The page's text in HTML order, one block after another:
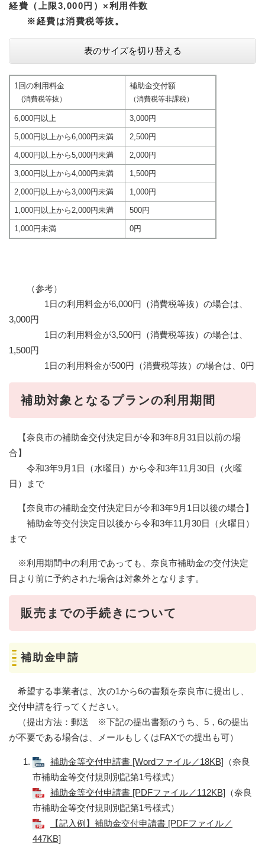
経費（上限3,000円）×利用件数
※経費は消費税等抜。
表のサイズを切り替える
1回の利用料金
(消費税等抜）
補助金交付額
（消費税等非課税）
6,000円以上 3,000円
5,000円以上から6,000円未満 2,500円
4,000円以上から5,000円未満 2,000円
3,000円以上から4,000円未満 1,500円
2,000円以上から3,000円未満 1,000円
1,000円以上から2,000円未満 500円
1,000円未満 0円
（参考）
1日の利用料金が6,000円（消費税等抜）の場合は、
3,000円
1日の利用料金が3,500円（消費税等抜）の場合は、
1,500円
1日の利用料金が500円（消費税等抜）の場合は、0円
補助対象となるプランの利用期間
【奈良市の補助金交付決定日が令和3年8月31日以前の場
合】
令和3年9月1日（水曜日）から令和3年11月30日（火曜
日）まで
【奈良市の補助金交付決定日が令和3年9月1日以後の場合】
補助金等交付決定日以後から令和3年11月30日（火曜日）
まで
※利用期間中の利用であっても、奈良市補助金の交付決定
日より前に予約された場合は対象外となります。
販売までの手続きについて
補助金申請
希望する事業者は、次の1から6の書類を奈良市に提出し、
交付申請を行ってください。
（提出方法：郵送 ※下記の提出書類のうち、5，6の提出
が不要である場合は、メールもしくはFAXでの提出も可）
補助金等交付申請書 [Wordファイル／18KB] （奈良
市補助金等交付規則別記第1号様式）
補助金等交付申請書 [PDFファイル／112KB] （奈良
市補助金等交付規則別記第1号様式）
【記入例】補助金交付申請書 [PDFファイル／
447KB]